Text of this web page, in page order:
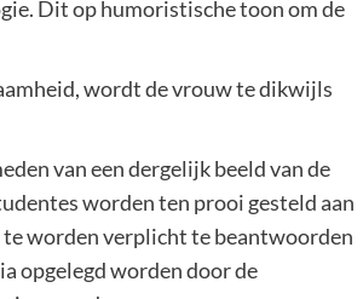
Dit op humoristische toon om de
wordt de vrouw te dikwijls
van een dergelijk beeld van de
worden ten prooi gesteld aan
te worden verplicht te beantwoorden
opgelegd worden door de